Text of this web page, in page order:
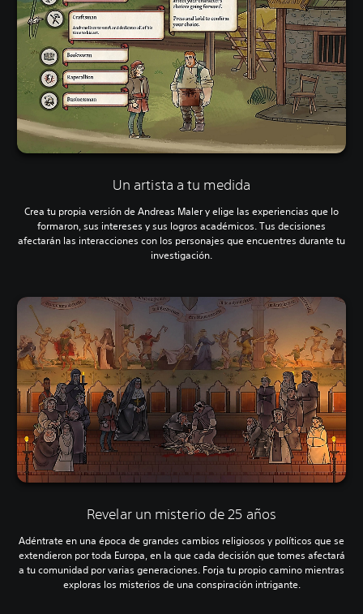
Un artista a tu medida
Crea tu propia versión de Andreas Maler y elige las experiencias que lo
formaron, sus intereses y sus logros académicos. Tus decisiones
afectarán las interacciones con los personajes que encuentres durante tu
investigación.
Revelar un misterio de 25 años
Adéntrate en una época de grandes cambios religiosos y políticos que se
extendieron por toda Europa, en la que cada decisión que tomes afectará
a tu comunidad por varias generaciones. Forja tu propio camino mientras
exploras los misterios de una conspiración intrigante.